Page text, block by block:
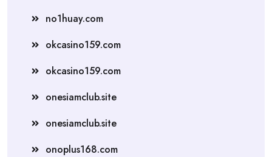
no1huay.com
okcasino159.com
okcasino159.com
onesiamclub.site
onesiamclub.site
onoplus168.com